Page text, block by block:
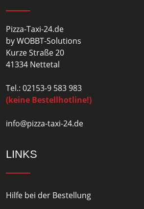
Pizza-Taxi-24.de
by WOBBT-Solutions
Kurze Straße 20
41334 Nettetal
Tel.: 02153-9 583 983
(keine Bestellhotline!)
info@pizza-taxi-24.de
LINKS
Hilfe bei der Bestellung